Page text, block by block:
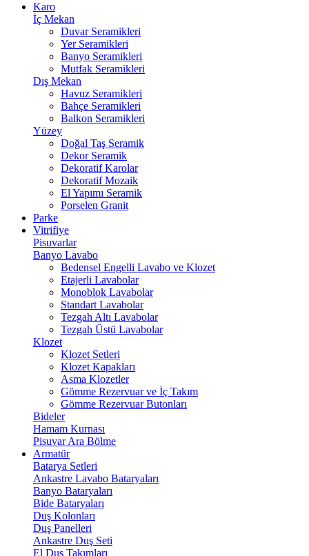
Karo
İç Mekan
Duvar Seramikleri
Yer Seramikleri
Banyo Seramikleri
Mutfak Seramikleri
Dış Mekan
Havuz Seramikleri
Bahçe Seramikleri
Balkon Seramikleri
Yüzey
Doğal Taş Seramik
Dekor Seramik
Dekoratif Karolar
Dekoratif Mozaik
El Yapımı Seramik
Porselen Granit
Parke
Vitrifiye
Pisuvarlar
Banyo Lavabo
Bedensel Engelli Lavabo ve Klozet
Etajerli Lavabolar
Monoblok Lavabolar
Standart Lavabolar
Tezgah Altı Lavabolar
Tezgah Üstü Lavabolar
Klozet
Klozet Setleri
Klozet Kapakları
Asma Klozetler
Gömme Rezervuar ve İç Takım
Gömme Rezervuar Butonları
Bideler
Hamam Kurnası
Pisuvar Ara Bölme
Armatür
Batarya Setleri
Ankastre Lavabo Bataryaları
Banyo Bataryaları
Bide Bataryaları
Duş Kolonları
Duş Panelleri
Ankastre Duş Seti
El Duş Takımları